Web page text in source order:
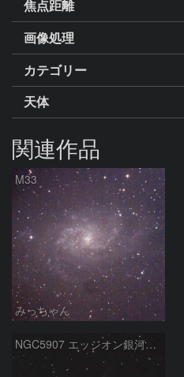
焦点距離
画像処理
カテゴリー
天体
関連作品
M33
みっちゃん
NGC5907 エッジオン銀河 りゅう座